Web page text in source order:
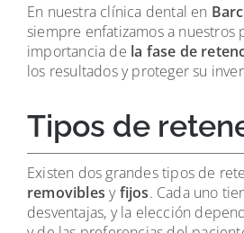
En nuestra clínica dental en
siempre enfatizamos a nuestros
importancia de la fase de
los resultados y proteger su
Tipos de
Existen dos grandes tipos de
removibles yfijos. Cada uno
desventajas, y la elección